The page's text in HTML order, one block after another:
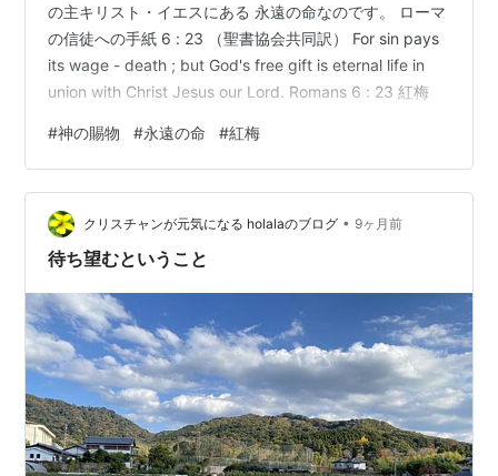
の主キリスト・イエスにある 永遠の命なのです。 ローマ
の信徒への手紙 6 : 23 （聖書協会共同訳） For sin pays
its wage - death ; but God's free gift is eternal life in
union with Christ Jesus our Lord. Romans 6 : 23 紅梅
#神の賜物 #永遠の命 #紅梅
クリスチャンが元気になる holalaのブログ • 9ヶ月前
待ち望むということ